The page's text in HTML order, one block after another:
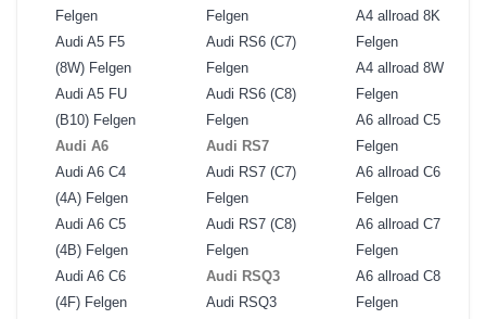
Felgen
Audi A5 F5
(8W) Felgen
Audi A5 FU
(B10) Felgen
Audi A6
Audi A6 C4
(4A) Felgen
Audi A6 C5
(4B) Felgen
Audi A6 C6
(4F) Felgen
Felgen
Audi RS6 (C7)
Felgen
Audi RS6 (C8)
Felgen
Audi RS7
Audi RS7 (C7)
Felgen
Audi RS7 (C8)
Felgen
Audi RSQ3
Audi RSQ3
A4 allroad 8K
Felgen
A4 allroad 8W
Felgen
A6 allroad C5
Felgen
A6 allroad C6
Felgen
A6 allroad C7
Felgen
A6 allroad C8
Felgen